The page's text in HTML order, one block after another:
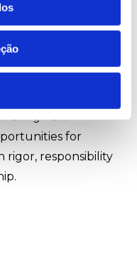
in the path we
for the
bring new
for
rigor, responsibility